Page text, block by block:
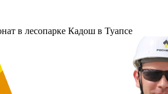
в лесопарке Кадош в Туапсе